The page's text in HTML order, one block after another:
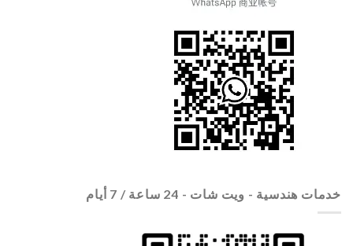
خدمات هندسية - ويت شات - 24 ساعة / 7 أيام